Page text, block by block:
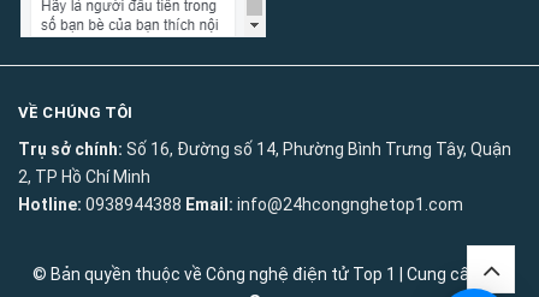
VỀ CHÚNG TÔI
Trụ sở chính: Số 16, Đường số 14, Phường Bình Trưng Tây, Quận
2, TP Hồ Chí Minh
Hotline: 0938944388 Email: info@24hcongnghetop1.com
© Bản quyền thuộc về Công nghệ điện tử Top 1
Cung cấp bởi